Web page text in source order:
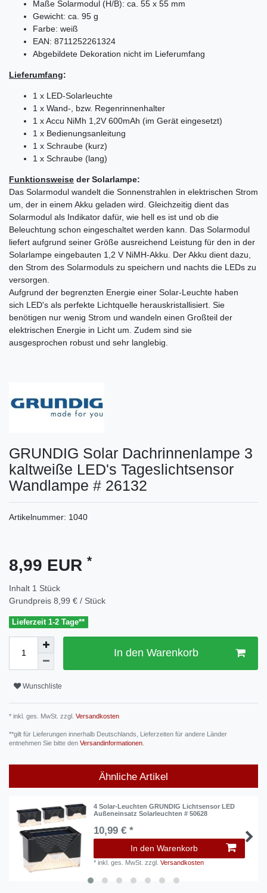
Maße Solarmodul (H/B): ca. 55 x 55 mm
Gewicht: ca. 95 g
Farbe: weiß
EAN: 8711252261324
Abgebildete Dekoration nicht im Lieferumfang
Lieferumfang:
1 x LED-Solarleuchte
1 x Wand-, bzw. Regenrinnenhalter
1 x Accu NiMh 1,2V 600mAh (im Gerät eingesetzt)
1 x Bedienungsanleitung
1 x Schraube (kurz)
1 x Schraube (lang)
Funktionsweise der Solarlampe:
Das Solarmodul wandelt die Sonnenstrahlen in elektrischen Strom
um, der in einem Akku geladen wird. Gleichzeitig dient das
Solarmodul als Indikator dafür, wie hell es ist und ob die
Beleuchtung schon eingeschaltet werden kann. Das Solarmodul
liefert aufgrund seiner Größe ausreichend Leistung für den in der
Solarlampe eingebauten 1,2 V NiMH-Akku. Der Akku dient dazu,
den Strom des Solarmoduls zu speichern und nachts die LEDs zu
versorgen.
Aufgrund der begrenzten Energie einer Solar-Leuchte haben
sich LED's als perfekte Lichtquelle herauskristallisiert. Sie
benötigen nur wenig Strom und wandeln einen Großteil der
elektrischen Energie in Licht um. Zudem sind sie
ausgesprochen robust und sehr langlebig.
GRUNDIG Solar Dachrinnenlampe 3
kaltweiße LED's Tageslichtsensor
Wandlampe # 26132
Artikelnummer: 1040
8,99 EUR *
Inhalt 1 Stück
Grundpreis 8,99 € / Stück
Lieferzeit 1-2 Tage**
In den Warenkorb
Wunschliste
* inkl. ges. MwSt. zzgl. Versandkosten
**gilt für Lieferungen innerhalb Deutschlands, Lieferzeiten für andere Länder
entnehmen Sie bitte den Versandinformationen
Ähnliche Artikel
4 Solar-Leuchten GRUNDIG Lichtsensor LED
Außeneinsatz Solarleuchten # 50628
10,99 € *
In den Warenkorb
*inkl. ges. MwSt. zzgl.Versandkosten